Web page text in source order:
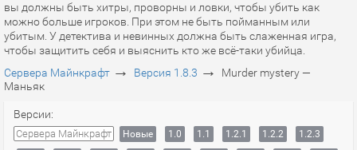
вы должны быть хитры, проворны и ловки, чтобы убить как
можно больше игроков. При этом не быть пойманным или
убитым. У детектива и невинных должна быть слаженная игра,
чтобы защитить себя и выяснить кто же всё-таки убийца.
Сервера Майнкрафт → Версия 1.8.3 →
Murder mystery —
Маньяк
Версии:
Сервера Майнкрафт Новые 1.0 1.1 1.2.1 1.2.2
1.2.3